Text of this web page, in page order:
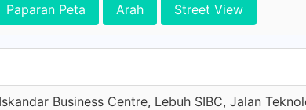
Paparan Peta Arah Street View
Business Centre, Lebuh SIBC, Jalan